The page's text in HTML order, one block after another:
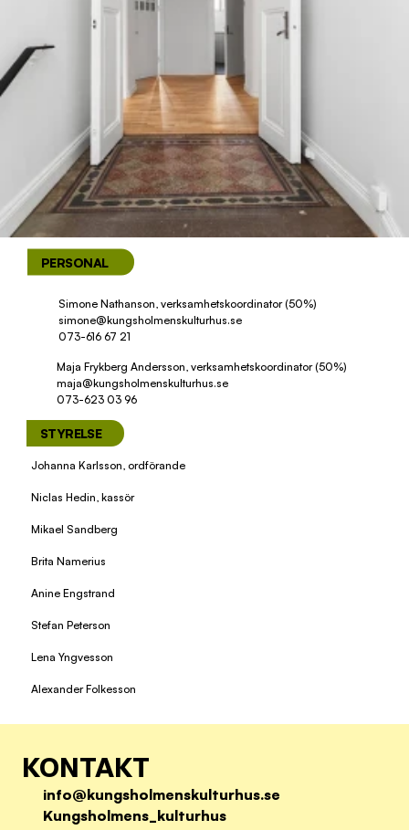
PERSONAL
Maja Frykberg Andersson, verksamhetskoordinator (50%)
maja@kungsholmenskulturhus.se
073-623 03 96
Simone Nathanson, verksamhetskoordinator (50%)
simone@kungsholmenskulturhus.se
073-616 67 21
STYRELSE
Johanna Karlsson, ordförande
Niclas Hedin, kassör
Mikael Sandberg
Brita Namerius
Anine Engstrand
Stefan Peterson
Lena Yngvesson
Alexander Folkesson
KONTAKT
info@kungsholmenskulturhus.se
Kungsholmens_kulturhus